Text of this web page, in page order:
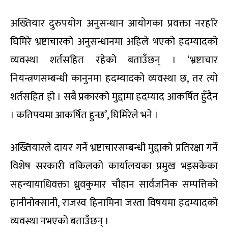
अख्तियार दुरुपयोग अनुसन्धान आयोगका प्रवक्ता नरहरि
घिमिरे भ्रष्टाचारको अनुसन्धानमा अहिले भएको हदम्यादको
व्यवस्था शर्तसहित रहेको बताउँछन् । ‘भ्रष्टाचार
नियन्त्रणसम्बन्धी कानुनमा हदम्यादको व्यवस्था छ, तर त्यो
शर्तसहित हो । सबै प्रकारको मुद्दामा हदम्याद आकर्षित हुँदैन
। कतिपयमा आकर्षित हुन्छ’, घिमिरेले भने ।
अख्तियारले दायर गर्ने भ्रष्टाचारसम्बन्धी मुद्दाको प्रतिरक्षा गर्ने
विशेष सरकारी वकिलको कार्यालयका प्रमुख भइसकेका
सहन्यायाधिवक्ता ध्रुवकुमार चौहान सार्वजनिक सम्पत्तिको
हानीनोक्सानी, राजस्व हिनामिना जस्ता विषयमा हदम्यादको
व्यवस्था नभएको बताउँछन् ।